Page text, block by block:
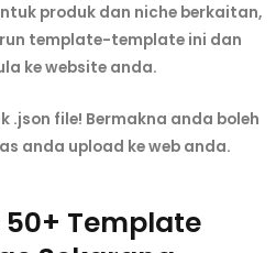
produk dan niche berkaitan,
template-template ini dan
ke website anda.
.json file! Bermakna anda boleh
anda upload ke web anda.
Template